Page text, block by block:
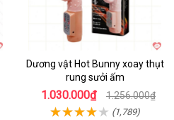
Dương vật Hot Bunny xoay thụt
rung sưởi ấm
1.030.000₫ 1.256.000₫
(1,789)